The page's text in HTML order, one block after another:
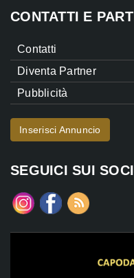
CONTATTI E
Contatti
Diventa Partner
Pubblicità
Inserisci Annuncio
SEGUICI SUI